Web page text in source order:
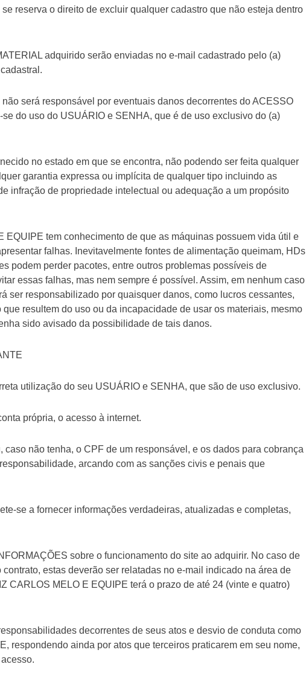
reserva o direito de excluir qualquer cadastro que não esteja dentro
adquirido serão enviadas no e-mail cadastrado pelo (a)
será responsável por eventuais danos decorrentes do ACESSO
do uso do USUÁRIO e SENHA, que é de uso exclusivo do (a)
no estado em que se encontra, não podendo ser feita qualquer
garantia expressa ou implícita de qualquer tipo incluindo as
infração de propriedade intelectual ou adequação a um propósito
EQUIPE tem conhecimento de que as máquinas possuem vida útil e
falhas. Inevitavelmente fontes de alimentação queimam, HDs
podem perder pacotes, entre outros problemas possíveis de
essas falhas, mas nem sempre é possível. Assim, em nenhum caso
ser responsabilizado por quaisquer danos, como lucros cessantes,
resultem do uso ou da incapacidade de usar os materiais, mesmo
sido avisado da possibilidade de tais danos.
utilização do seu USUÁRIO e SENHA, que são de uso exclusivo.
própria, o acesso à internet.
não tenha, o CPF de um responsável, e os dados para cobrança
arcando com as sanções civis e penais que
se a fornecer informações verdadeiras, atualizadas e completas,
sobre o funcionamento do site ao adquirir. No caso de
estas deverão ser relatadas no e-mail indicado na área de
CARLOS MELO E EQUIPE terá o prazo de até 24 (vinte e quatro)
decorrentes de seus atos e desvio de conduta como
respondendo ainda por atos que terceiros praticarem em seu nome,